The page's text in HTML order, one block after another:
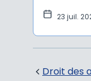
23 juil.
Droit des